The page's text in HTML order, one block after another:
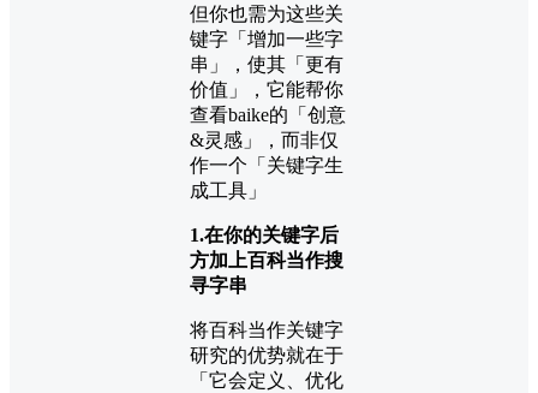
但你也需为这些关
键字「增加一些字
串」，使其「更有
价值」，它能帮你
查看baike的「创意
&灵感」，而非仅
作一个「关键字生
成工具」
1.在你的关键字后
方加上百科当作搜
寻字串
将百科当作关键字
研究的优势就在于
「它会定义、优化